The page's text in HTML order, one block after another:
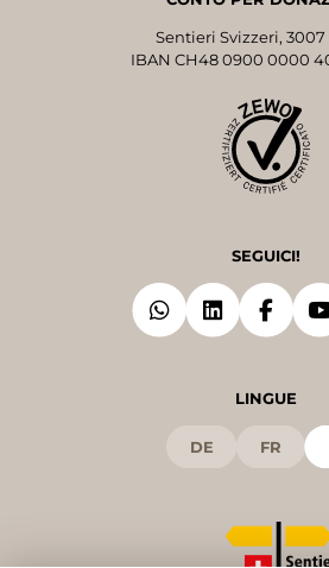
Sentieri Svizzeri, 3007
IBAN CH48 0900 0000
SEGUICI!
LINGUE
DE FR